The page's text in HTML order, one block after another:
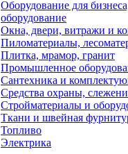
Оборудование для
оборудование
Окна, двери, витражи и
Пиломатериалы,
Плитка, мрамор, гранит
Промышленное
Сантехника и
Средства охраны,
Стройматериалы и
Ткани и швейная
Топливо
Электрика